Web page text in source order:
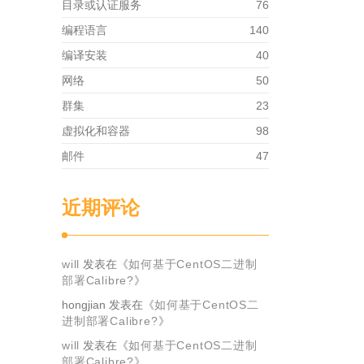
目录或认证服务
76
编程语言
140
编译安装
40
网络
50
群集
23
虚拟化和容器
98
邮件
47
近期评论
will 发表在《如何基于CentOS二进制
部署Calibre?》
hongjian 发表在《如何基于CentOS二
进制部署Calibre?》
will 发表在《如何基于CentOS二进制